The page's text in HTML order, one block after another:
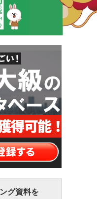
グ資料を